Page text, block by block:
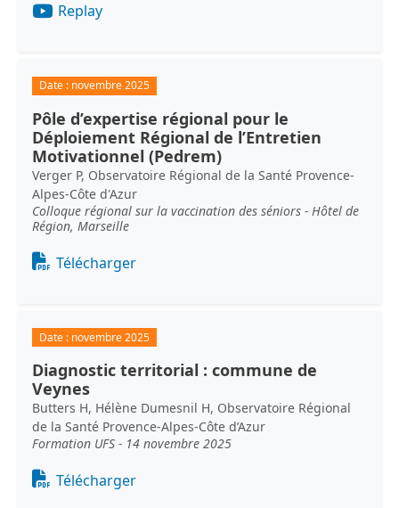
Replay
Date : novembre 2025
Pôle d’expertise régional pour le
Déploiement Régional de l’Entretien
Motivationnel (Pedrem)
Verger P, Observatoire Régional de la Santé Provence-
Alpes-Côte d'Azur
Colloque régional sur la vaccination des séniors - Hôtel de
Région, Marseille
Document
Télécharger
Date : novembre 2025
Diagnostic territorial : commune de
Veynes
Butters H, Hélène Dumesnil H, Observatoire Régional
de la Santé Provence-Alpes-Côte d’Azur
Formation UFS - 14 novembre 2025
Document
Télécharger